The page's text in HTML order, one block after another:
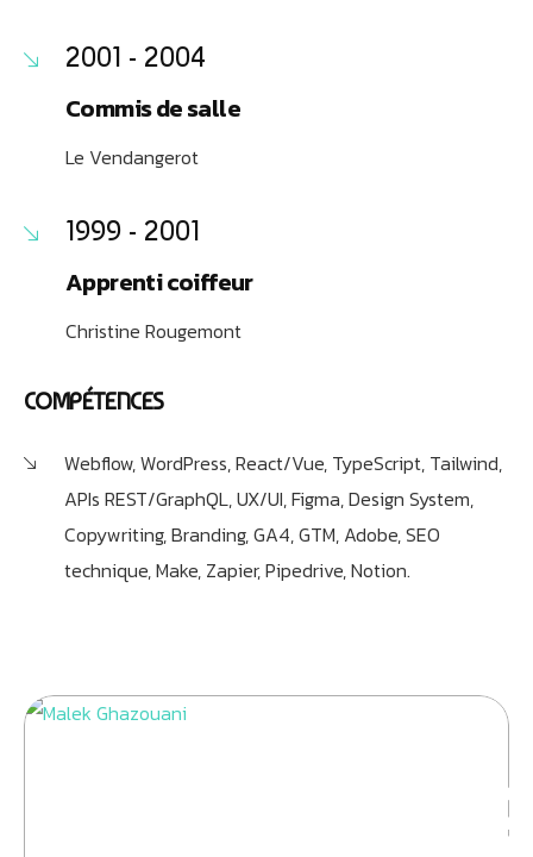
2001 - 2004
Commis de salle
Le Vendangerot
1999 - 2001
Apprenti coiffeur
Christine Rougemont
COMPÉTENCES
Webflow, WordPress, React/Vue, TypeScript, Tailwind,
APIs REST/GraphQL, UX/UI, Figma, Design System,
Copywriting, Branding, GA4, GTM, Adobe, SEO
technique, Make, Zapier, Pipedrive, Notion.